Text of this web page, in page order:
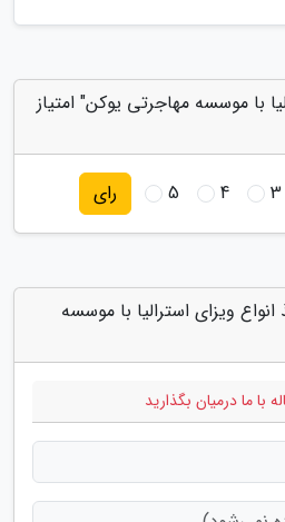
با موسسه مهاجرتی یوکن" امتیاز
3
4
5 رای
ویزای استرالیا با موسسه
با ما درمیان بگذارید